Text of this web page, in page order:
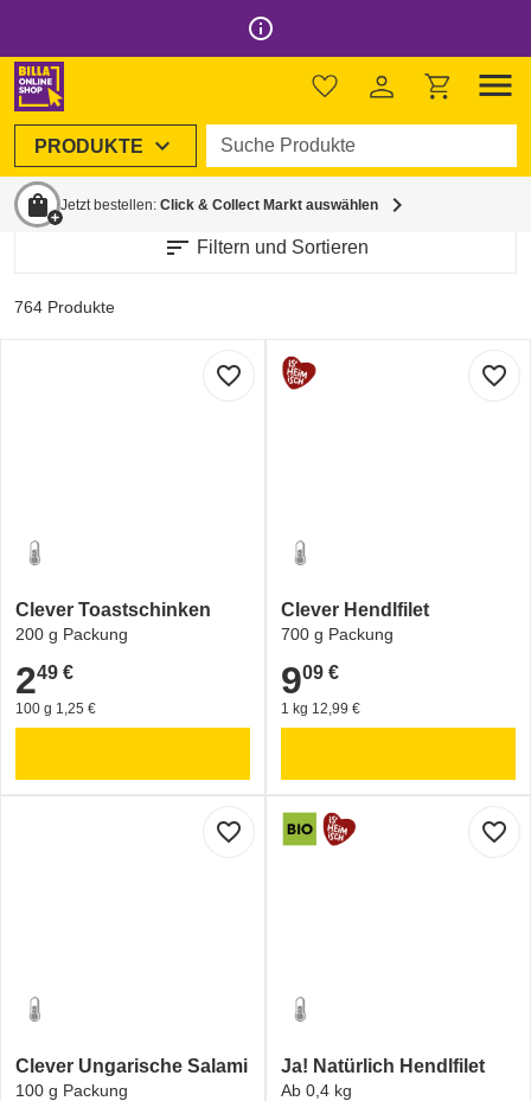
info_outline
menu
PRODUKTE expand_more Suche Produkte
shopping_bag Jetzt bestellen: Click & Collect Markt auswählen chevron_right
chevron_left Alle Kategorien
Fleisch, Wurst & Fisch
Fleisch 160 Wurst, Schinken & Speck 531
sort Filtern und Sortieren
764 Produkte
favorite_border
Clever Toastschinken
200 g Packung
2,49 €
249 €
100 g 1,25 €
favorite_border
Clever Hendlfilet
700 g Packung
9,09 €
909 €
1 kg 12,99 €
favorite_border
Clever Ungarische Salami
100 g Packung
favorite_border
Ja! Natürlich Hendlfilet
Ab 0,4 kg